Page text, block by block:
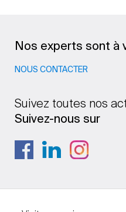
Nos experts sont à
NOUS CONTACTER
Suivez toutes nos
Suivez-nous sur